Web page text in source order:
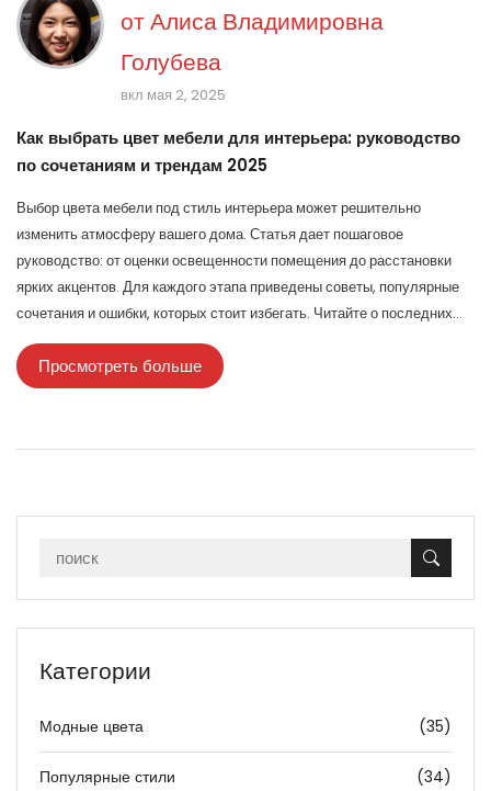
отАлиса Владимировна
Голубева
вкл мая 2, 2025
Как выбрать цвет мебели для интерьера: руководство
по сочетаниям и трендам 2025
Выбор цвета мебели под стиль интерьера может решительно
изменить атмосферу вашего дома. Статья дает пошаговое
руководство: от оценки освещенности помещения до расстановки
ярких акцентов. Для каждого этапа приведены советы, популярные
сочетания и ошибки, которых стоит избегать. Читайте о последних
трендах, влиянии цвета на ощущение пространства и как найти
идеальное сочетание для своей квартиры. Эта статья поможет
грамотно подобрать оттенки мебели, которые подчеркнут
Просмотреть больше
Категории
Модные цвета (35)
Популярные стили (34)